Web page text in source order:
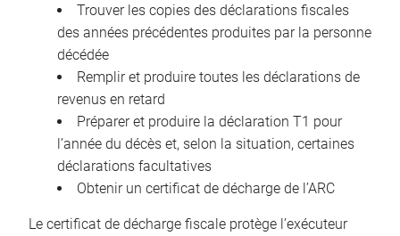
Trouver les copies des déclarations fiscales
des années précédentes produites par la personne
décédée
Remplir et produire toutes les déclarations de
revenus en retard
Préparer et produire la déclaration T1 pour
l’année du décès et, selon la situation, certaines
déclarations facultatives
Obtenir un certificat de décharge de l’ARC
Le certificat de décharge fiscale protège l’exécuteur